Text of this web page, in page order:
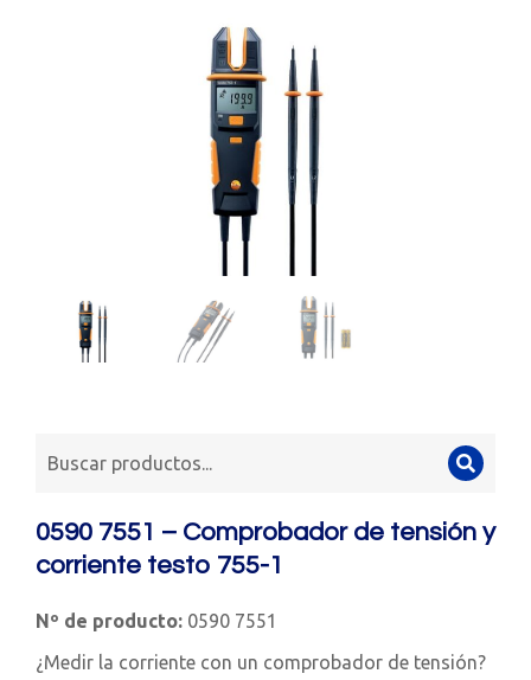
0590 7551 – Comprobador de tensión y
corriente testo 755-1
Nº de producto: 0590 7551
¿Medir la corriente con un comprobador de tensión?